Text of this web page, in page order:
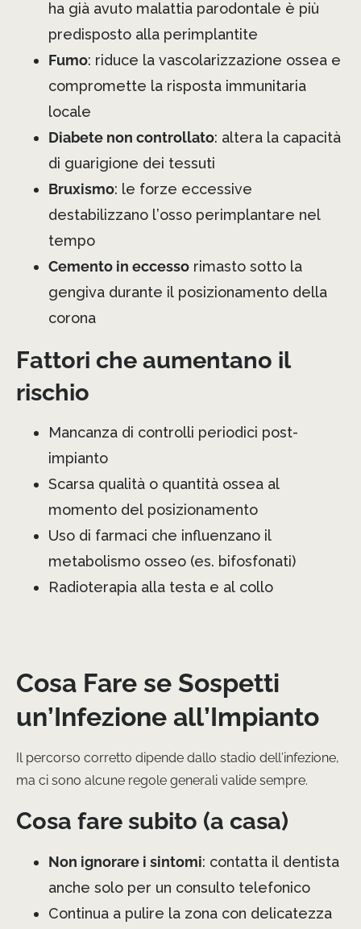
ha già avuto malattia parodontale è più
predisposto alla perimplantite
Fumo: riduce la vascolarizzazione ossea e
compromette la risposta immunitaria
locale
Diabete non controllato: altera la capacità
di guarigione dei tessuti
Bruxismo: le forze eccessive
destabilizzano l’osso perimplantare nel
tempo
Cemento in eccesso rimasto sotto la
gengiva durante il posizionamento della
corona
Fattori che aumentano il
rischio
Mancanza di controlli periodici post-
impianto
Scarsa qualità o quantità ossea al
momento del posizionamento
Uso di farmaci che influenzano il
metabolismo osseo (es. bifosfonati)
Radioterapia alla testa e al collo
Cosa Fare se Sospetti
un’Infezione all’Impianto
Il percorso corretto dipende dallo stadio dell’infezione,
ma ci sono alcune regole generali valide sempre.
Cosa fare subito (a casa)
Non ignorare i sintomi: contatta il dentista
anche solo per un consulto telefonico
Continua a pulire la zona con delicatezza